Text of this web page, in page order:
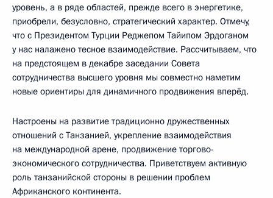
уровень, а в ряде областей, прежде всего в энергетике,
приобрели, безусловно, стратегический характер. Отмечу,
что с Президентом Турции Реджепом Тайипом Эрдоганом
у нас налажено тесное взаимодействие. Рассчитываем, что
на предстоящем в декабре заседании Совета
сотрудничества высшего уровня мы совместно наметим
новые ориентиры для динамичного продвижения вперёд.
Настроены на развитие традиционно дружественных
отношений с Танзанией, укрепление взаимодействия
на международной арене, продвижение торгово-
экономического сотрудничества. Приветствуем активную
роль танзанийской стороны в решении проблем
Африканского континента.